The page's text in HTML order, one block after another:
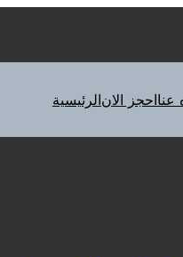
الرئيسيةاحجز الانعنا